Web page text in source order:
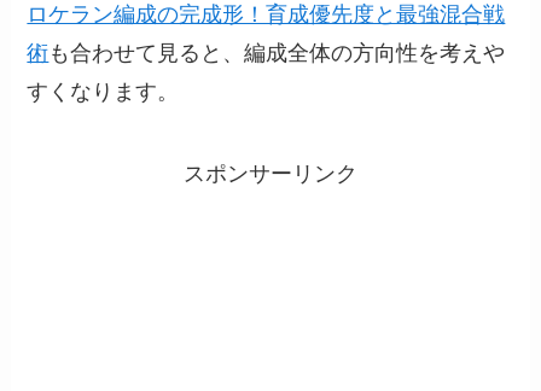
ロケラン編成の完成形！育成優先度と最強混合戦
術も合わせて見ると、編成全体の方向性を考えや
すくなります。
スポンサーリンク